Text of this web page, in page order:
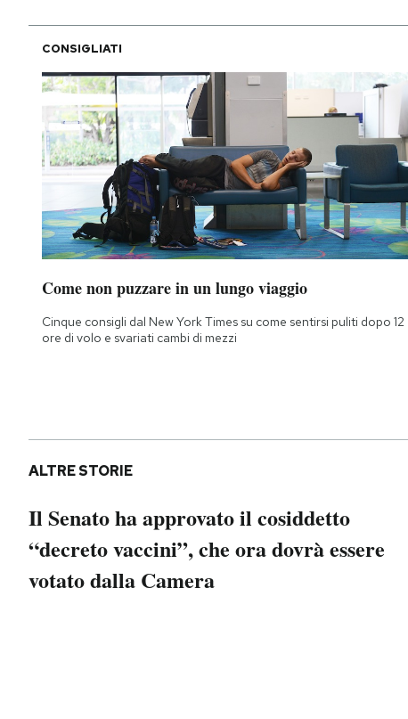
I MIEI PREFERITI
SHOP
CALENDARIO
AREA PERSONALE
Area Personale
Notifiche mobile
CONSIGLIATI
Come non puzzare in un lungo viaggio
Cinque consigli dal New York Times su come sentirsi puliti dopo 12
ore di volo e svariati cambi di mezzi
ALTRE STORIE
Il Senato ha approvato il cosiddetto
“decreto vaccini”, che ora dovrà essere
votato dalla Camera